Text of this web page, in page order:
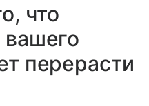
что
перерасти